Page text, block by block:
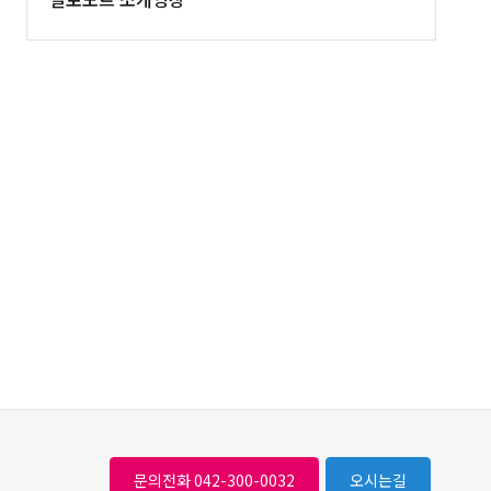
문의전화 042-300-0032 오시는길